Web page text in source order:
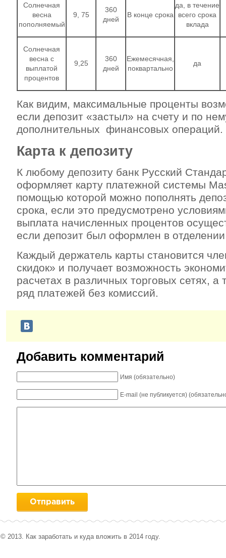
Солнечная
весна
пополняемый
9, 75
360
дней
В конце срока
да, в течение
всего срока
вклада
Солнечная
весна с
выплатой
процентов
9,25
360
дней
Ежемесячная,
поквартально
да
Как видим, максимальные проценты
если депозит «застыл» на счету и по
дополнительных финансовых операций.
Карта к депозиту
К любому депозиту банк Русский
оформляет карту платежной системы
помощью которой можно пополнять
срока, если это предусмотрено
выплата начисленных процентов
если депозит был оформлен в
Каждый держатель карты становится
скидок» и получает возможность
расчетах в различных торговых сетях, а
ряд платежей без комиссий.
Добавить комментарий
Имя (обязательно)
E-mail (не публикуется)
© 2013. Как заработать и куда вложить в 2014 году.